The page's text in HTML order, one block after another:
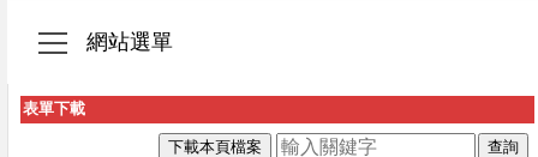
網站選單
表單下載
下載本頁檔案